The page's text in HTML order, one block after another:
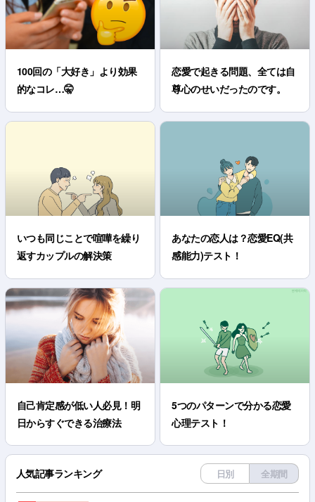
100回の「大好き」より効果
的なコレ…🤫
恋愛で起きる問題、全ては自
尊心のせいだったのです。
いつも同じことで喧嘩を繰り
返すカップルの解決策
あなたの恋人は？恋愛EQ(共
感能力)テスト！
自己肯定感が低い人必見！明
日からすぐできる治療法
5つのパターンで分かる恋愛
心理テスト！
人気記事ランキング 日別 全期間